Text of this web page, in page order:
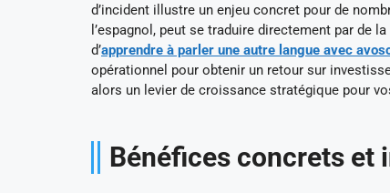
d’incident illustre un enjeu concret pour de
l’espagnol, peut se traduire directement par de
d’apprendre à parler une autre langue avec
opérationnel pour obtenir un retour sur
alors un levier de croissance stratégique pour
Bénéfices concrets et